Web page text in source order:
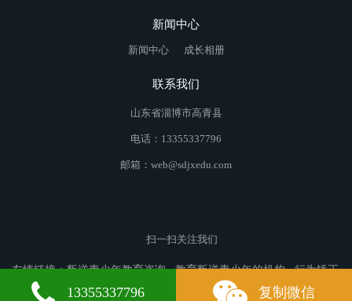
新闻中心
新闻中心 成长相册
联系我们
山东省淄博市高青县
电话：13355337796
邮箱：web@sdjxedu.com
扫一扫关注我们
友情链接：叛逆青少年教育咨询 教育叛逆青少年的机构
行为矫正
学校
封开叛逆青少年教育 仓山叛逆青少年教育 元谋叛逆青少年
13355337796 复制微信